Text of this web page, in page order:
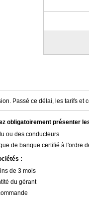
Passé ce délai, les tarifs et
obligatoirement présenter
ou des conducteurs
de banque certifié à l'ordre
:
de 3 mois
du gérant